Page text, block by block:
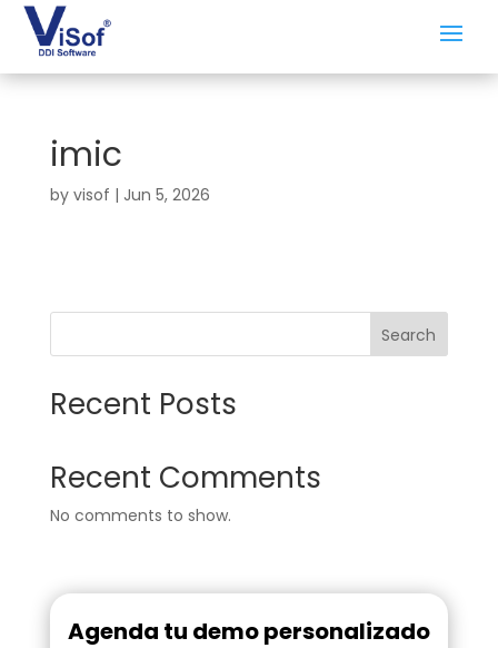
imic
by visof | Jun 5, 2026
Search
Recent Posts
Recent Comments
No comments to show.
Agenda tu demo personalizado